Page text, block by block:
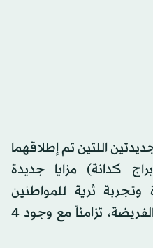
اللتين تم إطلاقهما
كدانة) مزايا جديدة
ثرية للمواطنين
والمقيمين الراغبين في أداء الفريضة، تزامناً مع وجود 4